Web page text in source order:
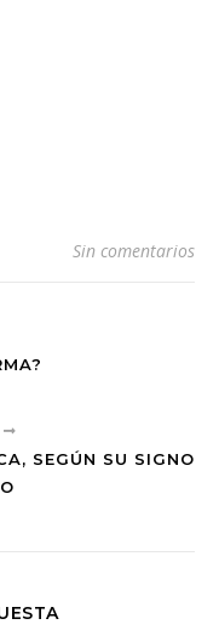
Sin comentarios
SEGÚN SU SIGNO